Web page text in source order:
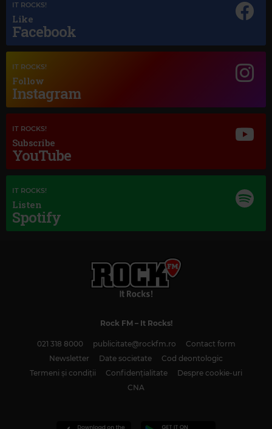
Magic Jazz
DEAN MARTIN–BLUE MOON
Magic Classic Music
GEORGES BIZET
L'ARLÉSIENNE SUITE NO. 2 (ARR. GUIRAUD): IV.
FARANDOLE
IT ROCKS!
Like
Facebook
IT ROCKS!
Follow
Instagram
IT ROCKS!
Subscribe
YouTube
IT ROCKS!
Listen
Spotify
Rock FM– It Rocks!
021 318 8000 publicitate@rockfm.ro
Contact form
Newsletter
Date societate
Cod deontologic
Termeni și condiții
Confidențialitate
Despre cookie-uri
CNA